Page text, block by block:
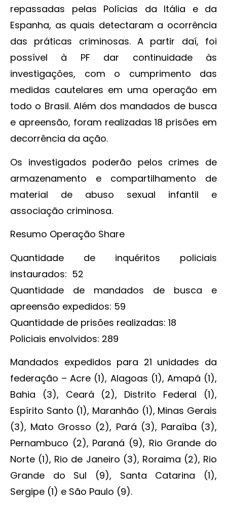
repassadas pelas Polícias da Itália e da
Espanha, as quais detectaram a ocorrência
das práticas criminosas. A partir daí, foi
possível à PF dar continuidade às
investigações, com o cumprimento das
medidas cautelares em uma operação em
todo o Brasil. Além dos mandados de busca
e apreensão, foram realizadas 18 prisões em
decorrência da ação.
Os investigados poderão pelos crimes de
armazenamento e compartilhamento de
material de abuso sexual infantil e
associação criminosa.
Resumo Operação Share
Quantidade de inquéritos policiais
instaurados: 52
Quantidade de mandados de busca e
apreensão expedidos: 59
Quantidade de prisões realizadas: 18
Policiais envolvidos: 289
Mandados expedidos para 21 unidades da
federação – Acre (1), Alagoas (1), Amapá (1),
Bahia (3), Ceará (2), Distrito Federal (1),
Espírito Santo (1), Maranhão (1), Minas Gerais
(3), Mato Grosso (2), Pará (3), Paraíba (3),
Pernambuco (2), Paraná (9), Rio Grande do
Norte (1), Rio de Janeiro (3), Roraima (2), Rio
Grande do Sul (9), Santa Catarina (1),
Sergipe (1) e São Paulo (9).